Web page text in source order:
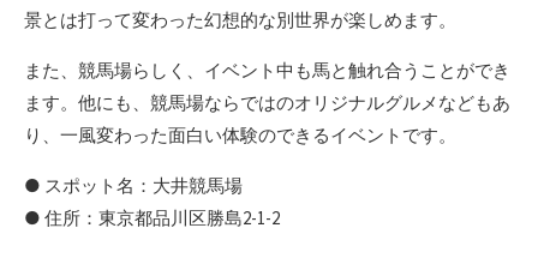
景とは打って変わった幻想的な別世界が楽しめます。
また、競馬場らしく、イベント中も馬と触れ合うことができ
ます。他にも、競馬場ならではのオリジナルグルメなどもあ
り、一風変わった面白い体験のできるイベントです。
● スポット名：大井競馬場
● 住所：東京都品川区勝島2-1-2